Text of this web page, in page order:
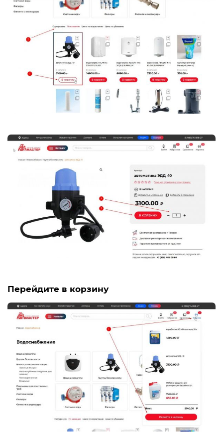
Перейдите в корзину